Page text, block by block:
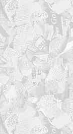
}
local
local